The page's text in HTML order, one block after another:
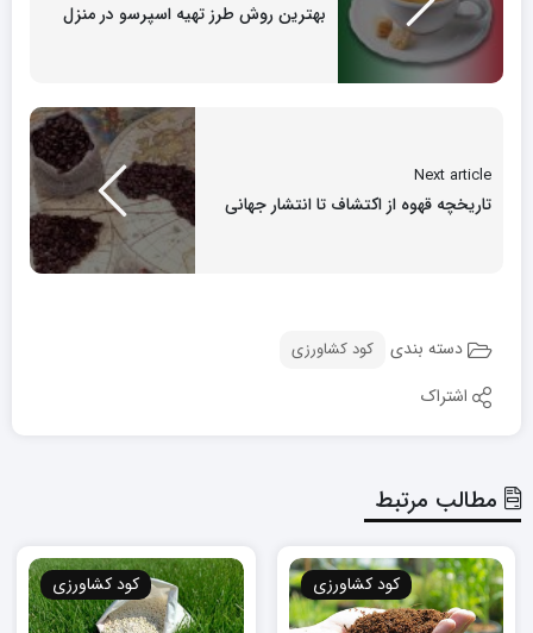
بهترین روش طرز تهیه اسپرسو در منزل
Next article
تاریخچه قهوه از اکتشاف تا انتشار جهانی
دسته بندی کود کشاورزی
اشتراک
مطالب مرتبط
کود کشاورزی کود کشاورزی